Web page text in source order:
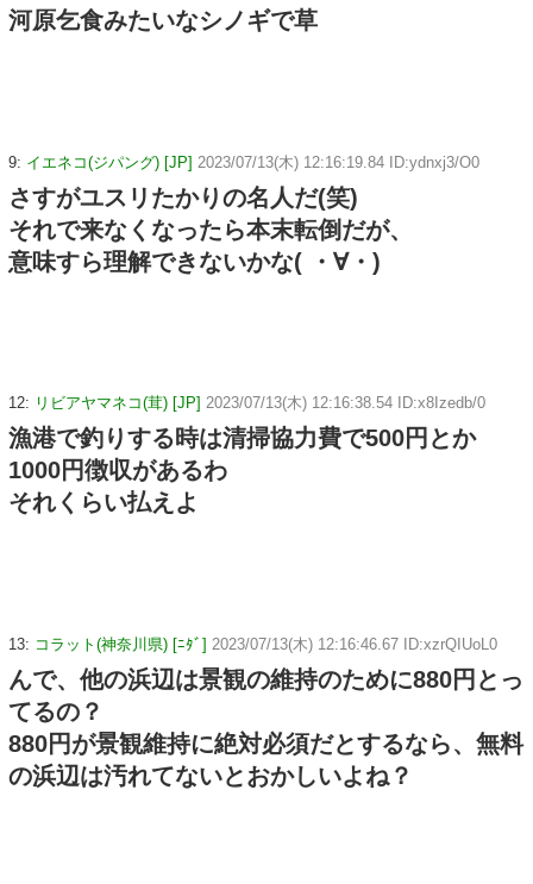
河原乞食みたいなシノギで草
9: イエネコ(ジパング) [JP] 2023/07/13(木) 12:16:19.84 ID:ydnxj3/O0
さすがユスリたかりの名人だ(笑)
それで来なくなったら本末転倒だが、
意味すら理解できないかな( ・∀・)
12: リビアヤマネコ(茸) [JP] 2023/07/13(木) 12:16:38.54 ID:x8Izedb/0
漁港で釣りする時は清掃協力費で500円とか
1000円徴収があるわ
それくらい払えよ
13: コラット(神奈川県) [ﾆﾀﾞ] 2023/07/13(木) 12:16:46.67 ID:xzrQIUoL0
んで、他の浜辺は景観の維持のために880円とっ
てるの？
880円が景観維持に絶対必須だとするなら、無料
の浜辺は汚れてないとおかしいよね？